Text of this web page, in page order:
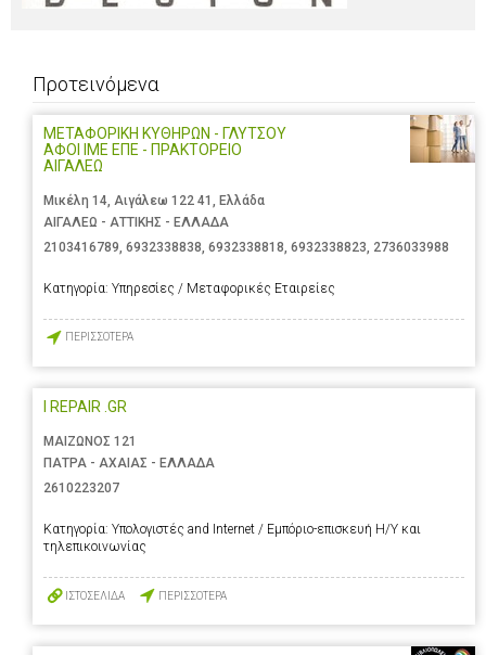
Προτεινόμενα
ΜΕΤΑΦΟΡΙΚΗ ΚΥΘΗΡΩΝ - ΓΛΥΤΣΟΥ
ΑΦΟΙ ΙΜΕ ΕΠΕ - ΠΡΑΚΤΟΡΕΙΟ
ΑΙΓΑΛΕΩ
Μικέλη 14, Αιγάλεω 122 41, Ελλάδα
ΑΙΓΑΛΕΩ - ΑΤΤΙΚΗΣ - ΕΛΛΑΔΑ
2103416789 6932338838 6932338818 6932338823 2736033988
Κατηγορία: Υπηρεσίες / Μεταφορικές Εταιρείες
ΠΕΡΙΣΣΟΤΕΡΑ
I REPAIR .GR
ΜΑΙΖΩΝΟΣ 121
ΠΑΤΡΑ - ΑΧΑΙΑΣ - ΕΛΛΑΔΑ
2610223207
Κατηγορία: Υπολογιστές and Internet / Εμπόριο-επισκευή Η/Υ και
τηλεπικοινωνίας
ΙΣΤΟΣΕΛΙΔΑ ΠΕΡΙΣΣΟΤΕΡΑ